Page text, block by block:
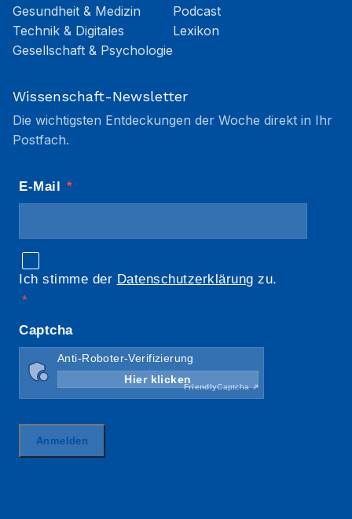
Gesundheit & Medizin
Technik & Digitales
Gesellschaft & Psychologie
Podcast
Lexikon
Wissenschaft-Newsletter
Die wichtigsten Entdeckungen der Woche direkt in Ihr
Postfach.